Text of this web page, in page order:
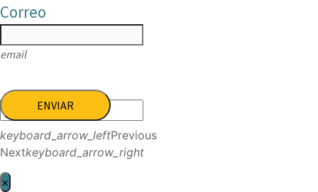
Correo
email
ENVIAR
keyboard_arrow_leftPrevious
Nextkeyboard_arrow_right
×